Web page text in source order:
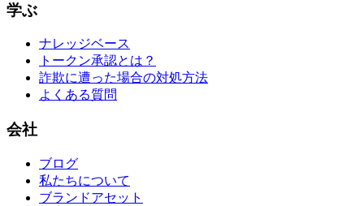
学ぶ
ナレッジベース
トークン承認とは？
詐欺に遭った場合の対処方法
よくある質問
会社
ブログ
私たちについて
ブランドアセット